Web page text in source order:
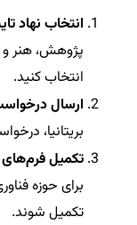
انتخاب نهاد
پژوهش، هنر و
انتخاب کنید.
ارسال
بریتانیا،
تکمیل
برای حوزه
تکمیل شوند.